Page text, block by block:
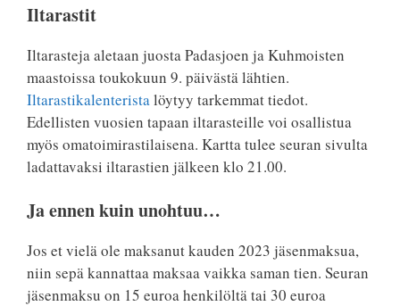
Iltarastit
Iltarasteja aletaan juosta Padasjoen ja Kuhmoisten
maastoissa toukokuun 9. päivästä lähtien.
Iltarastikalenterista löytyy tarkemmat tiedot.
Edellisten vuosien tapaan iltarasteille voi osallistua
myös omatoimirastilaisena. Kartta tulee seuran sivulta
ladattavaksi iltarastien jälkeen klo 21.00.
Ja ennen kuin unohtuu…
Jos et vielä ole maksanut kauden 2023 jäsenmaksua,
niin sepä kannattaa maksaa vaikka saman tien. Seuran
jäsenmaksu on 15 euroa henkilöltä tai 30 euroa